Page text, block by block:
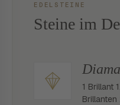
EDELSTEINE
Steine im
1 Brillant